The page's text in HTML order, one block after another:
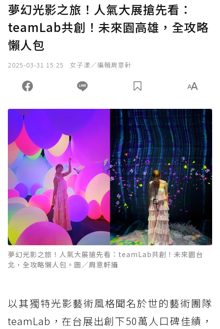
夢幻光影之旅！人氣大展搶先看：
teamLab共創！未來園高雄，全攻略
懶人包
2025-03-31 15:25 女子漾／編輯周意軒
夢幻光影之旅！人氣大展搶先看：teamLab共創！未來園台
北，全攻略懶人包。圖／周意軒攝
以其獨特光影藝術風格聞名於世的藝術團隊
teamLab，在台展出創下50萬人口碑佳績，